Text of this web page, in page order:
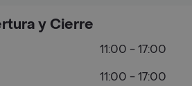
y Cierre
11:00 - 17:00
11:00 - 17:00